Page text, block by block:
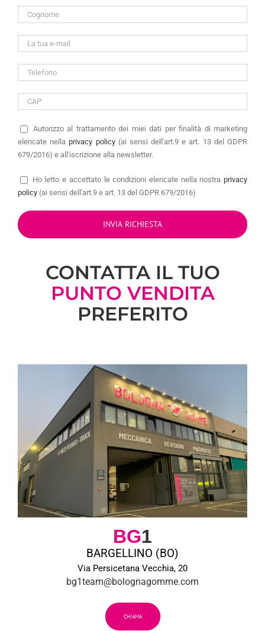
Autorizzo al trattamento dei miei dati per finalità di marketing
elencate nella privacy policy(ai sensi dell'art.9 e art. 13 del GDPR
679/2016) e all'iscrizione alla newsletter.
Ho letto e accettato le condizioni elencate nella nostra privacy
policy (ai sensi dell'art.9 e art. 13 del GDPR 679/2016)
CONTATTA IL TUO
PUNTO VENDITA
PREFERITO
BG1
BARGELLINO (BO)
Via Persicetana Vecchia, 20
bg1team@bolognagomme.com
CHIAMA